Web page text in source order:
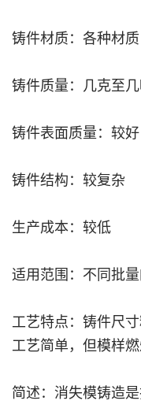
铸件材质：各种材质
铸件质量：几克至
铸件表面质量：较好
铸件结构：较复杂
生产成本：较低
适用范围：不同批
工艺特点：铸件尺
工艺简单，但模样
简述：消失模铸造